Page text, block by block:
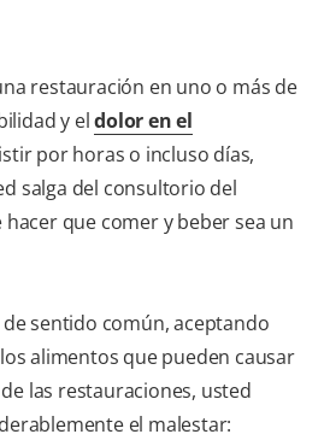
restauración en uno o más de
y eldolor en el
por horas o incluso días,
salga del consultorio del
que comer y beber sea un
sentido común, aceptando
alimentos que pueden causar
las restauraciones, usted
el malestar: